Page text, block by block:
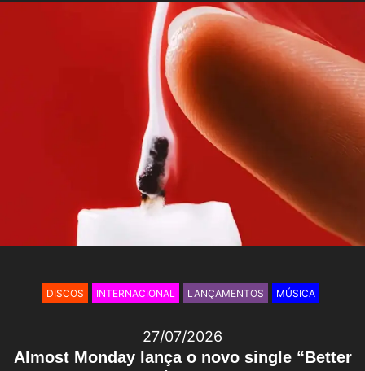
Almost Monday lança o novo single “Better
27/07/2026
DISCOS INTERNACIONAL LANÇAMENTOS MÚSICA